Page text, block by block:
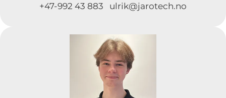
+47-992 43 883 ulrik@jarotech.no